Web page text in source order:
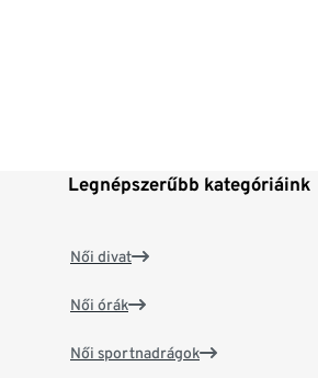
Legnépszerűbb kategóriáink
Női divat
Női órák
Női sportnadrágok